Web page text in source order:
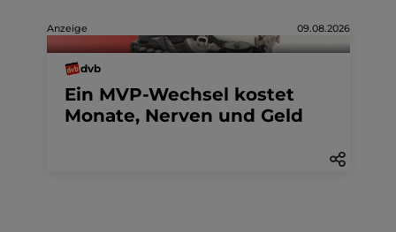
Anzeige 09.08.2026
dvb
Ein MVP-Wechsel kostet
Monate, Nerven und Geld